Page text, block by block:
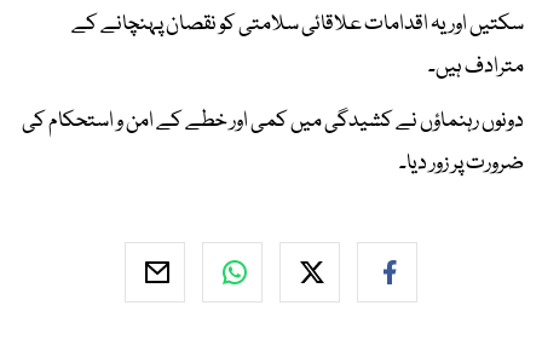
سکتیں اور یہ اقدامات علاقائی سلامتی کو نقصان پہنچانے کے
مترادف ہیں۔
دونوں رہنماؤں نے کشیدگی میں کمی اور خطے کے امن و استحکام کی
ضرورت پر زور دیا۔